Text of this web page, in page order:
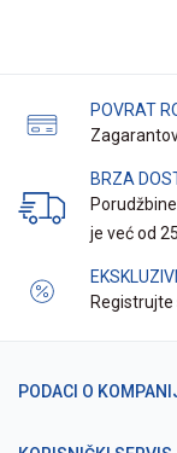
POVRAT
BRZA
je već od
Registrujte
PODACI O